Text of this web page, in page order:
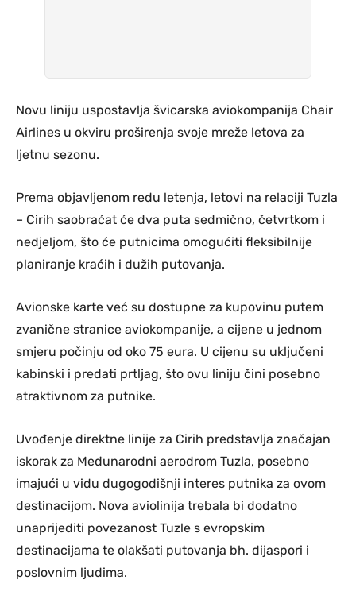
Novu liniju uspostavlja švicarska aviokompanija Chair
Airlines u okviru proširenja svoje mreže letova za
ljetnu sezonu.
Prema objavljenom redu letenja, letovi na relaciji Tuzla
– Cirih saobraćat će dva puta sedmično, četvrtkom i
nedjeljom, što će putnicima omogućiti fleksibilnije
planiranje kraćih i dužih putovanja.
Avionske karte već su dostupne za kupovinu putem
zvanične stranice aviokompanije, a cijene u jednom
smjeru počinju od oko 75 eura. U cijenu su uključeni
kabinski i predati prtljag, što ovu liniju čini posebno
atraktivnom za putnike.
Uvođenje direktne linije za Cirih predstavlja značajan
iskorak za Međunarodni aerodrom Tuzla, posebno
imajući u vidu dugogodišnji interes putnika za ovom
destinacijom. Nova aviolinija trebala bi dodatno
unaprijediti povezanost Tuzle s evropskim
destinacijama te olakšati putovanja bh. dijaspori i
poslovnim ljudima.